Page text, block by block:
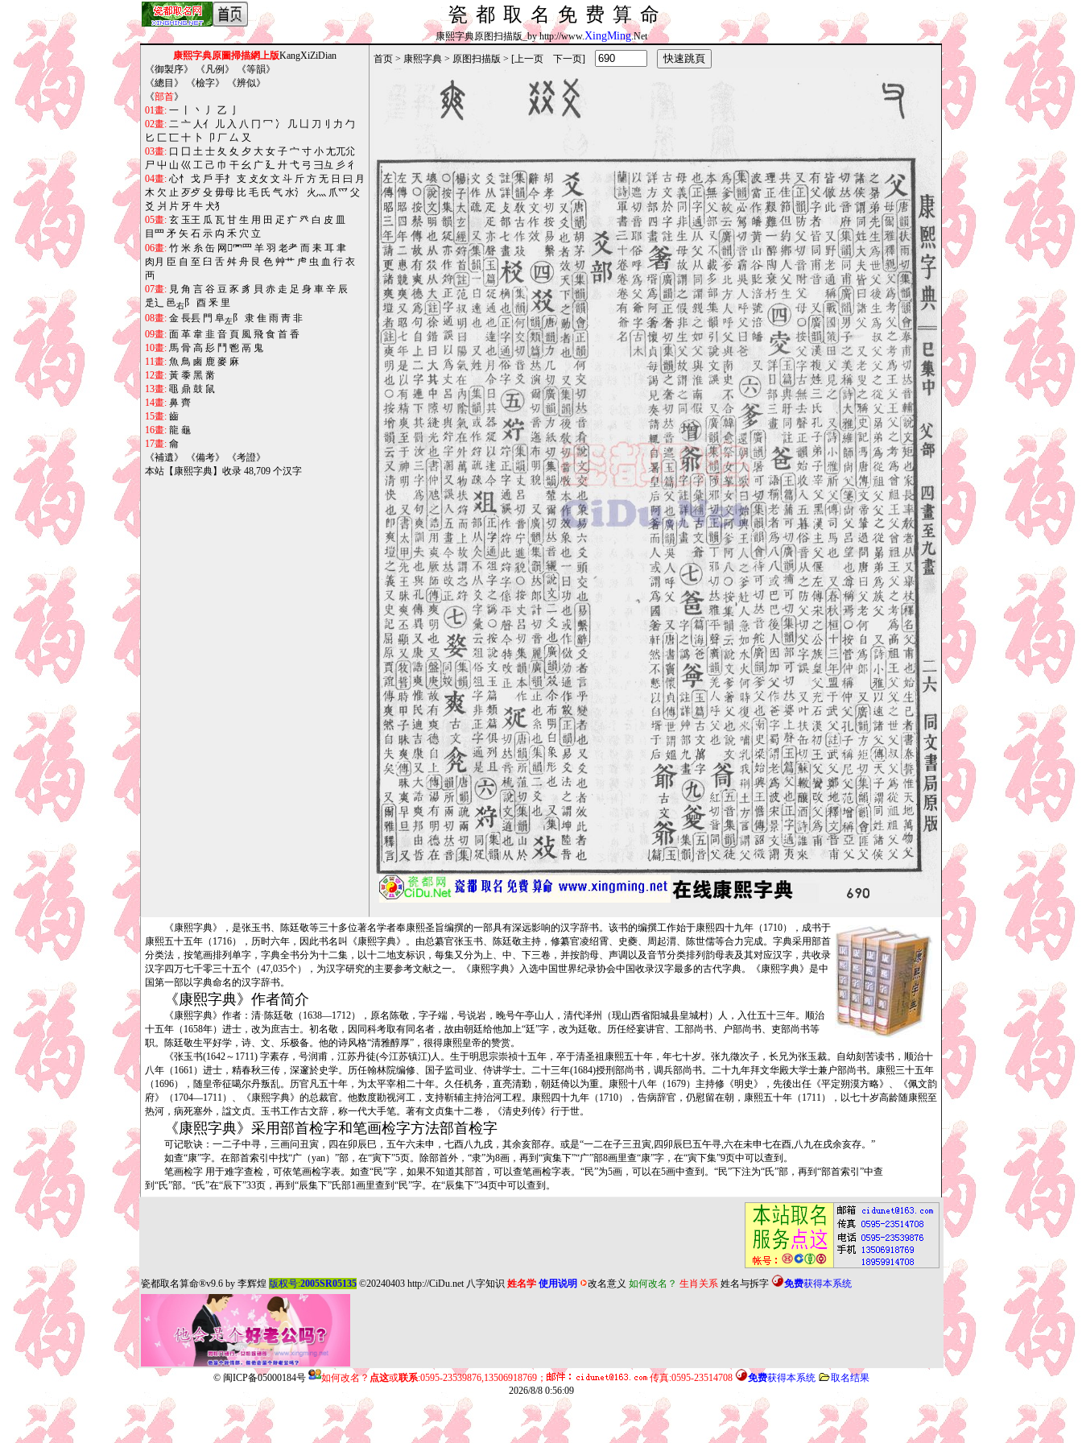
瓷都取名免费算命
康熙字典原图扫描版_by http://www.XingMing.Net
康熙字典原圖掃描網上版KangXiZiDian
《御製序》 《凡例 》 《等韻》
《總目 》 《檢字》 《辨似》
《部首》
01畫: 一 丶 丿 乙
02畫: 二 亠 人亻 儿 入 八 冂 冖 冫 几 凵 刀刂 力 勹
匕 匚 匸 十 卜 卩 厂 厶 又
03畫: 口 囗 土 士 夂 夊 夕 大 女 子 宀 寸 小 尢兀尣
尸 屮 山 巛 工 己 巾 干 幺 广 廴 廾 弋 弓 彐彑 彡 彳
04畫: 心忄 戈 戶 手扌 支 攴攵 文 斗 斤 方 无 日 曰 月
木 欠 止 歹歺 殳 毋母 比 毛 氏 气 水氵 火灬 爪爫 父
爻 爿 片 牙 牛 犬犭
05畫: 玄 玉王 瓜 瓦 甘 生 用 田 疋 疒 癶 白 皮 皿
目罒 矛 矢 石 示 禸 禾 穴 立
06畫: 竹 米 糸 缶 网罓罒 羊 羽 老耂 而 耒 耳 聿
肉月 臣 自 至 臼 舌 舛 舟 艮 色 艸艹 虍 虫 血 行 衣
襾
07畫: 見 角 言 谷 豆 豕 豸 貝 赤 走 足 身 車 辛 辰
辵辶
邑右阝 酉 釆 里
08畫: 金 長镸 門 阜左阝 隶 隹 雨 靑 非
09畫: 面 革 韋 韭 音 頁 風 飛 食 首 香
10畫: 馬 骨 高 髟 鬥 鬯 鬲 鬼
11畫: 魚 鳥 鹵 鹿 麥 麻
12畫: 黃 黍 黑 黹
13畫: 黽 鼎 鼓 鼠
14畫: 鼻 齊
15畫: 齒
16畫: 龍 龜
17畫: 龠
《補遺》 《備考》 《考證》
本站【康熙字典】收录 48,709 个汉字
首页 > 康熙字典 > 原图扫描版 > [上一页 下一页]
《康熙字典》，是张玉书、陈廷敬等三十多位著名学者奉康熙圣旨编撰的一部具有深远影响的汉字辞书。该书的编撰工作始于康熙四十九年（1710），成书于
康熙五十五年（1716），历时六年，因此书名叫《康熙字典》。由总纂官张玉书、陈廷敬主持，修纂官凌绍霄、史夔、周起渭、陈世儒等合力完成。字典采用部首
分类法，按笔画排列单字，字典全书分为十二集，以十二地支标识，每集又分为上、中、下三卷，并按韵母、声调以及音节分类排列韵母表及其对应汉字，共收录
汉字四万七千零三十五个（47,035个），为汉字研究的主要参考文献之一。《康熙字典》入选中国世界纪录协会中国收录汉字最多的古代字典。《康熙字典》是中
国第一部以字典命名的汉字辞书。
《康熙字典》作者简介
《康熙字典》作者：清·陈廷敬（1638—1712），原名陈敬，字子端，号说岩，晚号午亭山人，清代泽州（现山西省阳城县皇城村）人，入仕五十三年。顺治
十五年（1658年）进士，改为庶吉士。初名敬，因同科考取有同名者，故由朝廷给他加上“廷”字，改为廷敬。历任经宴讲官、工部尚书、户部尚书、吏部尚书等
职。陈廷敬生平好学，诗、文、乐极备。他的诗风格“清雅醇厚”，很得康熙皇帝的赞赏。
《张玉书(1642～1711) 字素存，号润甫，江苏丹徒(今江苏镇江)人。生于明思宗崇祯十五年，卒于清圣祖康熙五十年，年七十岁。张九徵次子，长兄为张玉裁。自幼刻苦读书，顺治十
八年（1661）进士，精春秋三传，深邃於史学。历任翰林院编修、国子监司业、侍讲学士。二十三年(1684)授刑部尚书，调兵部尚书。二十九年拜文华殿大学士兼户部尚书。康熙三十五年
（1696），随皇帝征噶尔丹叛乱。历官凡五十年，为太平宰相二十年。久任机务，直亮清勤，朝廷倚以为重。康熙十八年（1679）主持修《明史》，先後出任《平定朔漠方略》、《佩文韵
府》（1704—1711）、《康熙字典》的总裁官。他数度勘视河工，支持靳辅主持治河工程。康熙四十九年（1710），告病辞官，仍慰留在朝，康熙五十年（1711），以七十岁高龄随康熙至
热河，病死塞外，諡文贞。玉书工作古文辞，称一代大手笔。著有文贞集十二卷，《清史列传》行于世。
《康熙字典》采用部首检字和笔画检字方法部首检字
可记歌诀：一二子中寻，三画问丑寅，四在卯辰巳，五午六未申，七酉八九戌，其余亥部存。或是“一二在子三丑寅,四卯辰巳五午寻,六在未申七在酉,八九在戌余亥存。”
如查“康”字。在部首索引中找“广（yan）”部，在“寅下”5页。除部首外，“隶”为8画，再到“寅集下”“广”部8画里查“康”字，在“寅下集”9页中可以查到。
笔画检字 用于难字查检，可依笔画检字表。如查“民”字，如果不知道其部首，可以查笔画检字表。“民”为5画，可以在5画中查到。“民”下注为“氏”部，再到“部首索引”中查
到“氏”部。“氏”在“辰下”33页，再到“辰集下”氏部1画里查到“民”字。在“辰集下”34页中可以查到。
瓷都取名算命®v9.6 by 李辉煌 版权号:2005SR05135©20240403 http://CiDu.net 八字知识 姓名学 使用说明 改名意义 如何改名？ 生肖关系 姓名与拆字 免费获得本系统
© 闽ICP备05000184号 如何改名？ 点这或联系:0595-23539876,13506918769； 传真:0595-23514708 免费获得本系统
取名结果
2026/8/8 0:56:09